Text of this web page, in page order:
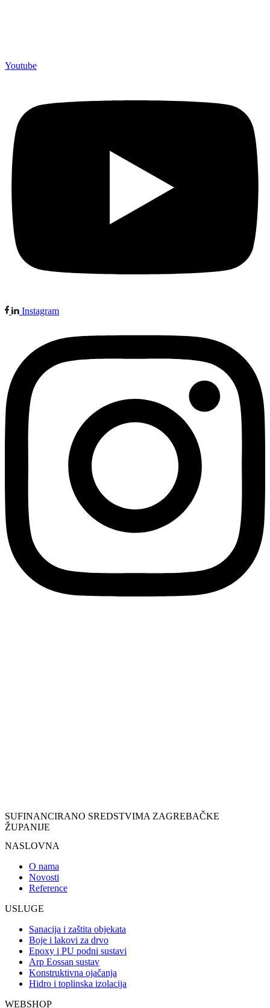
Youtube
Instagram
SUFINANCIRANO SREDSTVIMA ZAGREBAČKE
ŽUPANIJE
NASLOVNA
O nama
Novosti
Reference
USLUGE
Sanacija i zaštita objekata
Boje i lakovi za drvo
Epoxy i PU podni sustavi
Arp Eossan sustav
Konstruktivna ojačanja
Hidro i toplinska izolacija
WEBSHOP